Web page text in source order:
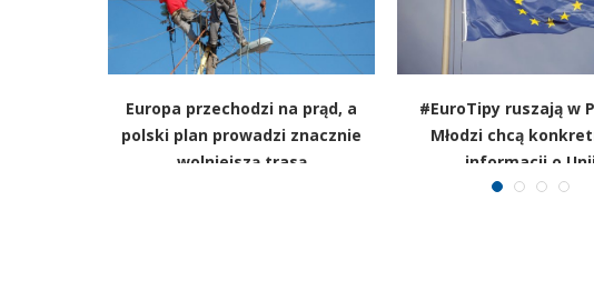
Europa przechodzi na prąd, a
polski plan prowadzi znacznie
wolniejszą trasą
#EuroTipy ruszają w
Młodzi chcą
informacji o